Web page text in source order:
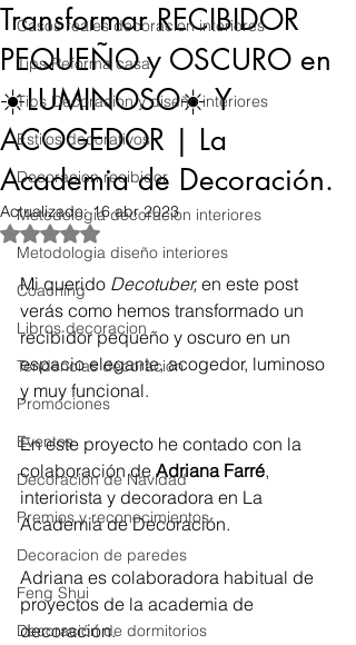
Casos reales decoracion interiores
Tips Reforma casa
Tips Decoracion y diseño interiores
Estilos decorativos
Decoracion recibidor
Metodologia decoracion interiores
Metodologia diseño interiores
Coaching
Libros decoracion
Tendencias decoración
Promociones
Eventos
Decoración de Navidad
Premios y reconocimientos
Decoracion de paredes
Feng Shui
Decoración de dormitorios
Transformar RECIBIDOR
PEQUEÑO y OSCURO en
☀️LUMINOSO☀️ Y
ACOGEDOR | La
Academia de Decoración.
Actualizado:16 abr 2023
Obtuvo NaN de 5 estrellas.
Mi querido Decotuber, en este post
verás como hemos transformado un
recibidor pequeño y oscuro en un
espacio elegante, acogedor, luminoso
y muy funcional.
En este proyecto he contado con la
colaboración de Adriana Farré,
interiorista y decoradora en La
Academia de Decoración.
Adriana es colaboradora habitual de
proyectos de la academia de
decoración.